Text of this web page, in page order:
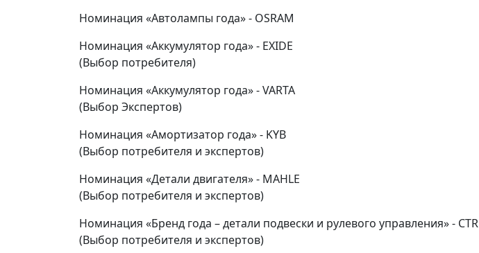
Номинация «Автолампы года» - OSRAM
Номинация «Аккумулятор года» - EXIDE
(Выбор потребителя)
Номинация «Аккумулятор года» - VARTA
(Выбор Экспертов)
Номинация «Амортизатор года» - KYB
(Выбор потребителя и экспертов)
Номинация «Детали двигателя» - MAHLE
(Выбор потребителя и экспертов)
Номинация «Бренд года – детали подвески и рулевого управления» - CTR
(Выбор потребителя и экспертов)